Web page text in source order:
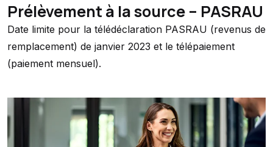
Prélèvement à la source – PASRAU
Date limite pour la télédéclaration PASRAU (revenus de
remplacement) de janvier 2023 et le télépaiement
(paiement mensuel).